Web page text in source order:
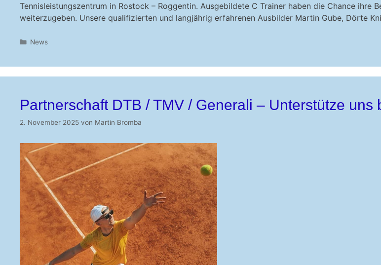
Tennisleistungszentrum in Rostock – Roggentin. Ausgebildete C Trainer haben die Chance ihre
weiterzugeben. Unsere qualifizierten und langjährig erfahrenen Ausbilder Martin Gube, Dörte
Kategorien
News
Partnerschaft DTB / TMV / Generali – Unterstütze uns
2. November 2025 von Martin Bromba